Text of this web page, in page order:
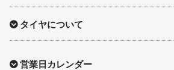
タイヤについて
営業日カレンダー